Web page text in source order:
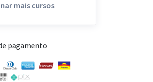
mais cursos
pagamento